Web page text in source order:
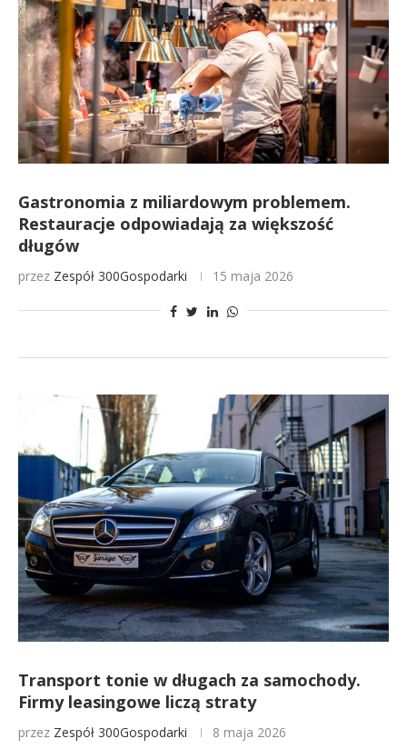
Gastronomia z miliardowym problemem.
Restauracje odpowiadają za większość
długów
przez Zespół 300Gospodarki 15 maja 2026
Transport tonie w długach za samochody.
Firmy leasingowe liczą straty
przez Zespół 300Gospodarki 8 maja 2026